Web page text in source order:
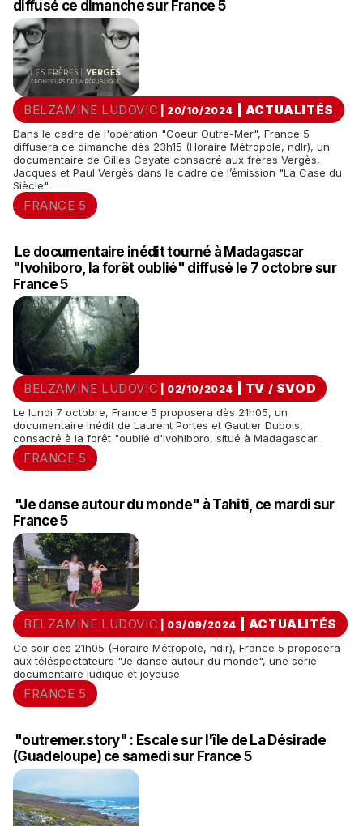
diffusé ce dimanche sur France 5
BELZAMINE LUDOVIC | 20/10/2024 ACTUALITÉS
Dans le cadre de l'opération "Coeur Outre-Mer", France 5
diffusera ce dimanche dès 23h15 (Horaire Métropole, ndlr), un
documentaire de Gilles Cayate consacré aux frères Vergès,
Jacques et Paul Vergès dans le cadre de l’émission "La Case du
Siècle".
FRANCE 5
Le documentaire inédit tourné à Madagascar
"Ivohiboro, la forêt oublié" diffusé le 7 octobre sur
France 5
BELZAMINE LUDOVIC | 02/10/2024 TV / SVOD
Le lundi 7 octobre, France 5 proposera dès 21h05, un
documentaire inédit de Laurent Portes et Gautier Dubois,
consacré à la forêt "oublié d'Ivohiboro, situé à Madagascar.
FRANCE 5
"Je danse autour du monde" à Tahiti, ce mardi sur
France 5
BELZAMINE LUDOVIC | 03/09/2024 ACTUALITÉS
Ce soir dès 21h05 (Horaire Métropole, ndlr), France 5 proposera
aux téléspectateurs "Je danse autour du monde", une série
documentaire ludique et joyeuse.
FRANCE 5
"outremer.story" : Escale sur l'île de La Désirade
(Guadeloupe) ce samedi sur France 5